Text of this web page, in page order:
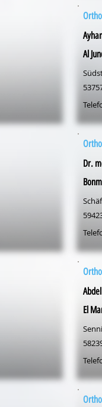
Al
Dr.
El